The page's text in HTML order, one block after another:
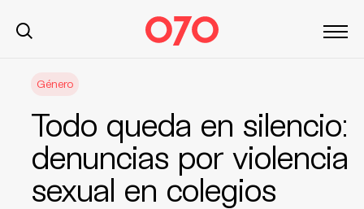
Género
Todo queda en silencio:
denuncias por violencia
sexual en colegios